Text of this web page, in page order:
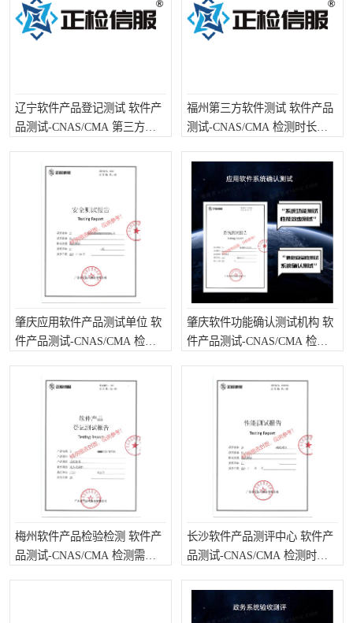
辽宁软件产品登记测试 软件产
品测试-CNAS/CMA 第三方检
福州第三方软件测试 软件产品
测试-CNAS/CMA 检测时长是
肇庆应用软件产品测试单位 软
件产品测试-CNAS/CMA 检测
肇庆软件功能确认测试机构 软
件产品测试-CNAS/CMA 检测
梅州软件产品检验检测 软件产
品测试-CNAS/CMA 检测需要
长沙软件产品测评中心 软件产
品测试-CNAS/CMA 检测时长